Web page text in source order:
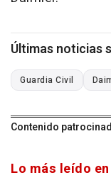
Últimas noticias
Guardia Civil
Contenido
Lo más leído